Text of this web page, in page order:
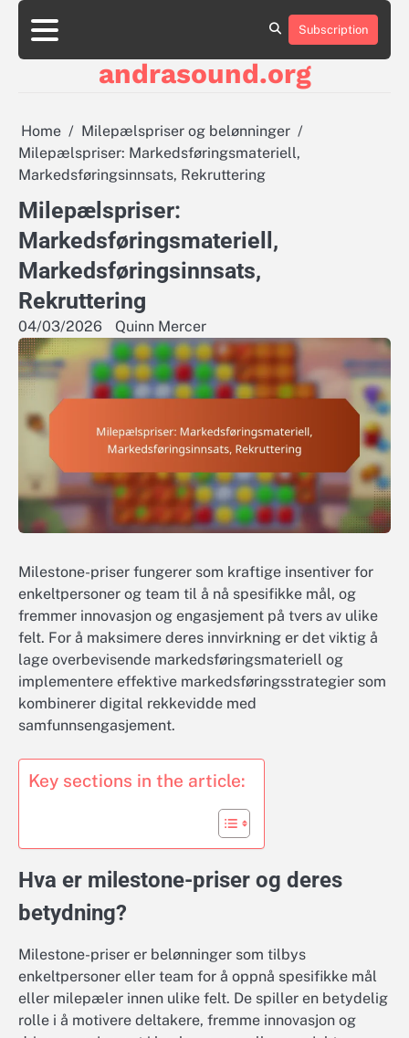
Skip
content
About
Contact
Cookie
Privacy
Sitemap
Terms
Conditions
Subscription
andrasound.org
Home
Milepælspriser og belønninger
Milepælspriser: Markedsføringsmateriell,
Markedsføringsinnsats, Rekruttering
Milepælspriser:
Markedsføringsmateriell,
Markedsføringsinnsats,
Rekruttering
04/03/2026 Quinn Mercer
Milestone-priser fungerer som kraftige insentiver for
enkeltpersoner og team til å nå spesifikke mål, og
fremmer innovasjon og engasjement på tvers av ulike
felt. For å maksimere deres innvirkning er det viktig å
lage overbevisende markedsføringsmateriell og
implementere effektive markedsføringsstrategier som
kombinerer digital rekkevidde med
samfunnsengasjement.
Key sections in the article:
Hva er milestone-priser og deres
betydning?
Milestone-priser er belønninger som tilbys
enkeltpersoner eller team for å oppnå spesifikke mål
eller milepæler innen ulike felt. De spiller en betydelig
rolle i å motivere deltakere, fremme innovasjon og